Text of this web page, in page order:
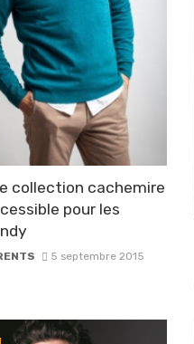
collection cachemire
pour les
5 septembre 2015